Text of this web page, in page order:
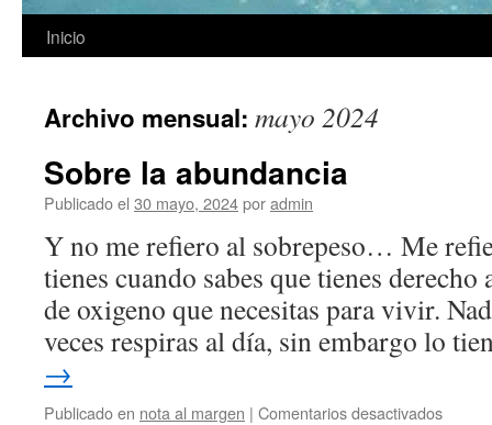
Inicio
Archivo mensual: mayo 2024
Sobre la abundancia
Publicado el 30 mayo, 2024poradmin
Y no me refiero al sobrepeso… Me
tienes cuando sabes que tienes
de oxigeno que necesitas para vivir.
veces respiras al día, sin embargo lo
→
Publicado en nota al margen | Comentarios desactivadosen